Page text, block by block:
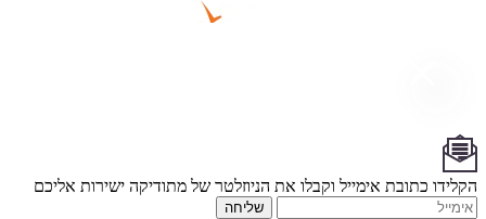
הקלידו כתובת אימייל וקבלו את הניוזלטר של מתודיקה ישירות אליכם
שליחה